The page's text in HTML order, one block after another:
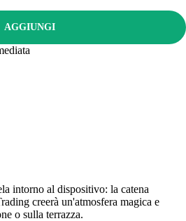
AGGIUNGI
intorno al dispositivo: la catena
creerà un'atmosfera magica e
o sulla terrazza.